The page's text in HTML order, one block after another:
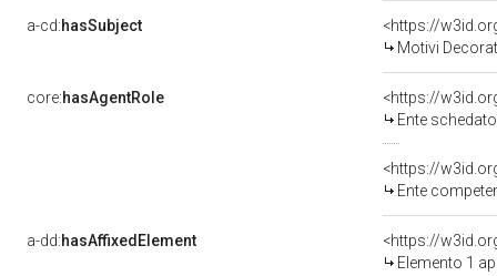
a-cd:hasSubject
<https://
Motivi
core:hasAgentRole
<https://
Ente schedatore del
<https://
Ente
a-dd:hasAffixedElement
<https://
Elemento 1